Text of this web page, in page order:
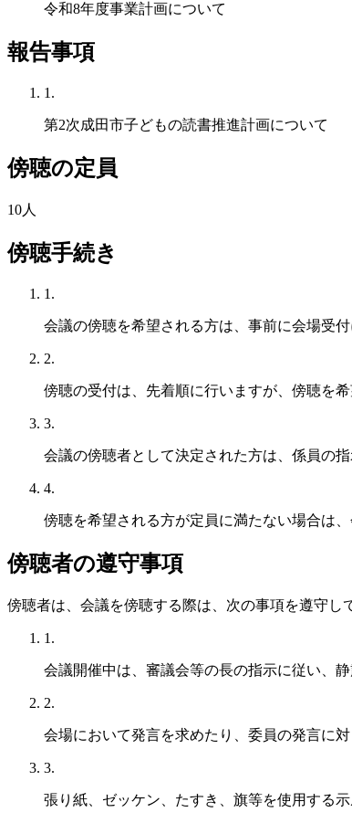
令和8年度事業計画について
報告事項
1.
第2次成田市子どもの読書推進計画について
傍聴の定員
10人
傍聴手続き
1.
会議の傍聴を希望される方は、事前に会場受
2.
傍聴の受付は、先着順に行いますが、傍聴を
3.
会議の傍聴者として決定された方は、係員の
4.
傍聴を希望される方が定員に満たない場合は
傍聴者の遵守事項
傍聴者は、会議を傍聴する際は、次の事項を遵守し
1.
会議開催中は、審議会等の長の指示に従い、静
2.
会場において発言を求めたり、委員の発言に
3.
張り紙、ゼッケン、たすき、旗等を使用する示